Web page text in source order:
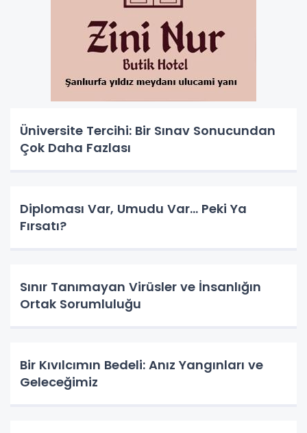
Üniversite Tercihi: Bir Sınav Sonucundan
Çok Daha Fazlası
Diploması Var, Umudu Var… Peki Ya
Fırsatı?
Sınır Tanımayan Virüsler ve İnsanlığın
Ortak Sorumluluğu
Bir Kıvılcımın Bedeli: Anız Yangınları ve
Geleceğimiz